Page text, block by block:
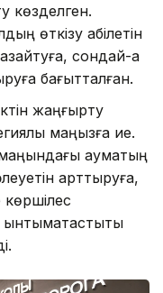
көзделген.
өткізу қабілетін
сондай-ақ
бағытталған.
жаңғырту
маңызға ие.
аумақтың
арттыруға,